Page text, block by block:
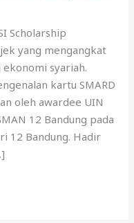
Scholarship
yang mengangkat
syariah.
kartu SMARD
oleh awardee UIN
12 Bandung pada
12 Bandung. Hadir